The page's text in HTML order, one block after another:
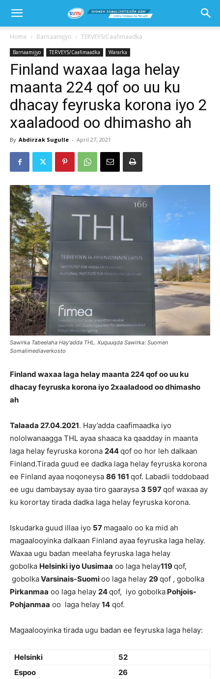
Home Barnaamijyo TERVEYS/Caafimaadka
Barnaamijyo TERVEYS/Caafimaadka Wararka
Finland waxaa laga helay
maanta 224 qof oo uu ku
dhacay feyruska korona iyo 2
xaaladood oo dhimasho ah
By Abdirzak Sugulle - April 27, 2021
Sawirka Tabeelaha Hay'adda THL. Xuquuqda Sawirka: Suomen
Somalimediaverkosto
Finland waxaa laga helay maanta 224 qof oo uu ku
dhacay feyruska korona iyo 2xaaladood oo dhimasho
ah
Talaada 27.04.2021. Hay’adda caafimaadka iyo
nololwanaagga THL ayaa shaaca ka qaadday in maanta
laga helay feyruska korona 244qof oo hor leh dalkaan
Finland.Tirada guud ee dadka laga helay feyruska korona
ee Finland ayaa noqoneysa 86 161 qof. Labadii toddobaad
ee ugu dambaysay ayaa tiro gaaraysa 3 597qof waxaa ay
ku korortay tirada dadka laga helay feyruska korona.
Iskudarka guud illaa iyo 57 magaalo oo ka mid ah
magaalooyinka dalkaan Finland ayaa feyruska laga helay.
Waxaa ugu badan meelaha feyruska laga helay
gobolka Helsinki iyo Uusimaa oo laga helay119qof,
gobolkaVarsinais-Suomioo laga helay 29qof , gobolka
Pirkanmaa oo laga helay 24qof, iyo gobolka Pohjois-
Pohjanmaa oo laga helay 14 qof.
Magaalooyinka tirada ugu badan ee feyruska laga helay:
Helsinki
52
Espoo
26